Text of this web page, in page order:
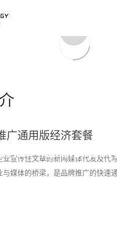
推广通用版经济
广通用版经济套餐
业宣传性文章的新闻媒体代发及代
与媒体的桥梁，是品牌推广的快速